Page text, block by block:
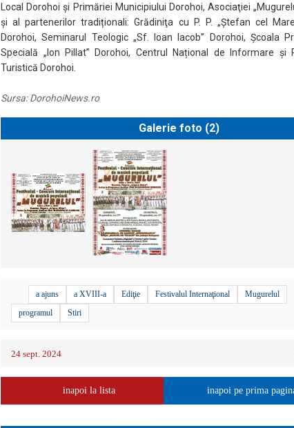
Local Dorohoi și Primăriei Municipiului Dorohoi, Asociaţiei
și al partenerilor tradiționali: Grădiniţa cu P. P. „Ştefan cel
Dorohoi, Seminarul Teologic „Sf. Ioan Iacob” Dorohoi, Școala
Specială „Ion Pillat” Dorohoi, Centrul Național de Informare și
Turistică Dorohoi.
Sursa:DorohoiNews.ro
Galerie foto (2)
a ajuns a XVIII-a Ediţie Festivalul Internaţional
Mugurelul
programul
Stiri
24 sept. 2024
inapoi la lista inapoi pe prima